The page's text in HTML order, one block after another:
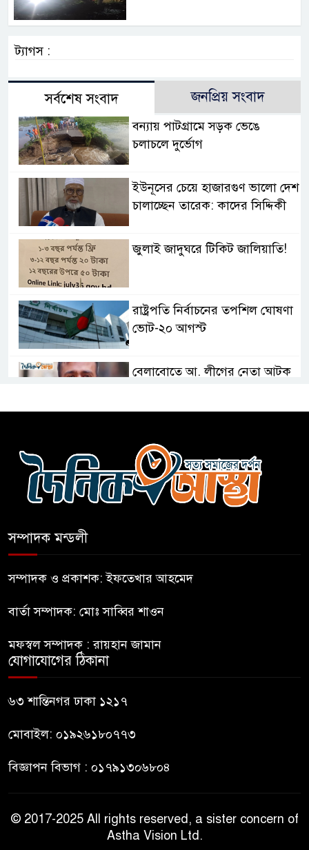
ট্যাগস :
সর্বশেষ সংবাদ জনপ্রিয় সংবাদ
বন্যায় পাটগ্রামে সড়ক ভেঙে
চলাচলে দুর্ভোগ
ইউনূসের চেয়ে হাজারগুণ ভালো দেশ
চালাচ্ছেন তারেক: কাদের সিদ্দিকী
জুলাই জাদুঘরে টিকিট জালিয়াতি!
রাষ্ট্রপতি নির্বাচনের তপশিল ঘোষণা
ভোট-২০ আগস্ট
বেলাবোতে আ. লীগের নেতা আটক
ছাড়লেন ১১ দলের নেতারা
এআই বক্তব্য দিয়েছে শেখ হাসিনা
ঐক্যের পদযাত্রা আটকে দিলো
সুযোগ দেওয়ায় ঢাকার ক্ষোভ
সম্পাদক মন্ডলী
সম্পাদক ও প্রকাশক: ইফতেখার আহমেদ
বার্তা সম্পাদক: মোঃ সাব্বির শাওন
মফস্বল সম্পাদক : রায়হান জামান
যোগাযোগের ঠিকানা
৬৩ শান্তিনগর ঢাকা ১২১৭
মোবাইল: ০১৯২৬১৮০৭৭৩
বিজ্ঞাপন বিভাগ : ০১৭৯১৩০৬৮০৪
© 2017-2025 All rights reserved, a sister concern of
Astha Vision Ltd.